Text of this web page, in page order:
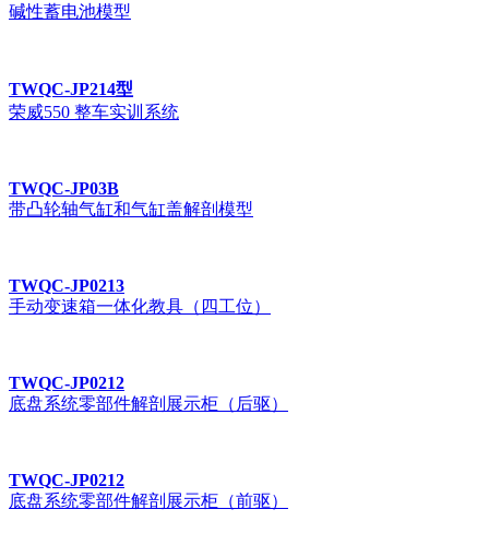
碱性蓄电池模型
TWQC-JP214型
荣威550 整车实训系统
TWQC-JP03B
带凸轮轴气缸和气缸盖解剖模型
TWQC-JP0213
手动变速箱一体化教具（四工位）
TWQC-JP0212
底盘系统零部件解剖展示柜（后驱）
TWQC-JP0212
底盘系统零部件解剖展示柜（前驱）